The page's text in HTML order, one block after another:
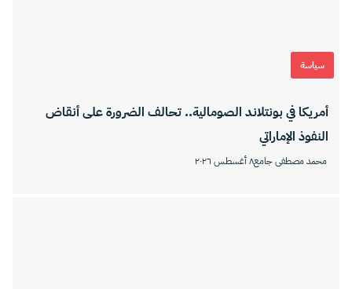
سياسة
أمريكا في بونتلاند الصومالية.. تحالف الضرورة على أنقاض
النفوذ الإماراتي
محمد مصطفى جامع٨ أغسطس ٢٠٢٦